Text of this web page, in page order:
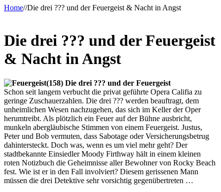
Home//Die drei ??? und der Feuergeist & Nacht in Angst
Die drei ??? und der Feuergeist
& Nacht in Angst
(158) Die drei ??? und der Feuergeist
Schon seit langem verbucht die privat geführte Opera Califia zu
geringe Zuschauerzahlen. Die drei ??? werden beauftragt, dem
unheimlichen Wesen nachzugehen, das sich im Keller der Oper
herumtreibt. Als plötzlich ein Feuer auf der Bühne ausbricht,
munkeln abergläubische Stimmen von einem Feuergeist. Justus,
Peter und Bob vermuten, dass Sabotage oder Versicherungsbetrug
dahintersteckt. Doch was, wenn es um viel mehr geht? Der
stadtbekannte Einsiedler Moody Firthway hält in einem kleinen
roten Notizbuch die Geheimnisse aller Bewohner von Rocky Beach
fest. Wie ist er in den Fall involviert? Diesem gerissenen Mann
müssen die drei Detektive sehr vorsichtig gegenübertreten …